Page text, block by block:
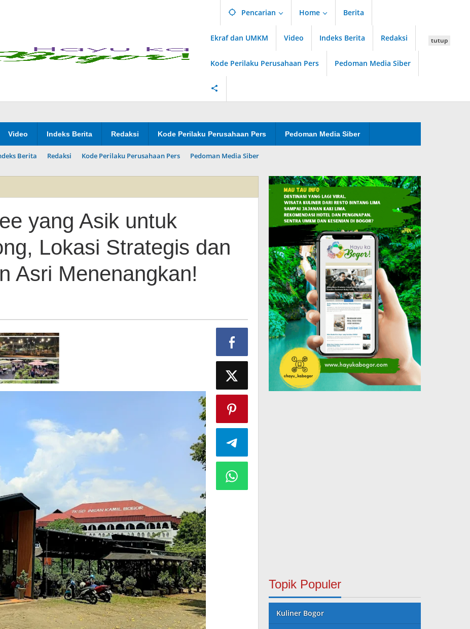
Pencarian Home Berita
Ekraf dan UMKM Video Indeks Berita Redaksi
Kode Perilaku Perusahaan Pers Pedoman Media Siber
Video Indeks Berita Redaksi Kode Perilaku Perusahaan Pers Pedoman Media Siber
Berita Redaksi Kode Perilaku Perusahaan Pers Pedoman Media Siber
tutup
yang Asik untuk
Lokasi Strategis dan
Asri Menenangkan!
Topik Populer
Kuliner Bogor